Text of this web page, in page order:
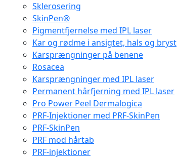
Sklerosering
SkinPen®
Pigmentfjernelse med IPL laser
Kar og rødme i ansigtet, hals og bryst
Karsprængninger på benene
Rosacea
Karsprængninger med IPL laser
Permanent hårfjerning med IPL laser
Pro Power Peel Dermalogica
PRF-Injektioner med PRF-SkinPen
PRF-SkinPen
PRF mod hårtab
PRF-injektioner